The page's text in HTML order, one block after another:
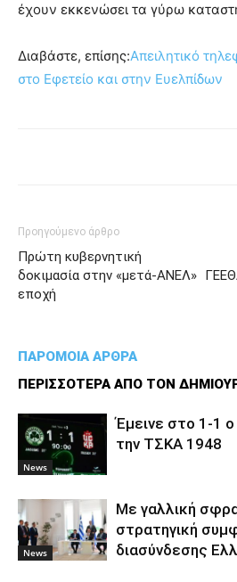
έχουν εκκενώσει τα γύρω
Διαβάστε, επίσης:Απειλητικό
στο Εφετείο και στην Ευελπίδων
Προηγούμενο άρθρο
Πρώτη κυβερνητική
δοκιμασία στην «μετά-ΑΝΕΛ»
εποχή
ΠΑΡΟΜΟΙΑ ΑΡΘΡΑ
ΠΕΡΙΣΣΟΤΕΡΑ ΑΠΟ ΤΟΝ
News
Έμεινε στο 1-1
την ΤΣΚΑ 1948
News
Με γαλλική
στρατηγική
διασύνδεσης